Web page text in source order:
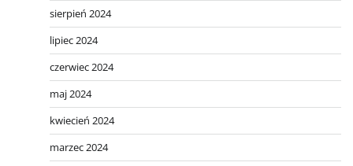
sierpień 2024
lipiec 2024
czerwiec 2024
maj 2024
kwiecień 2024
marzec 2024